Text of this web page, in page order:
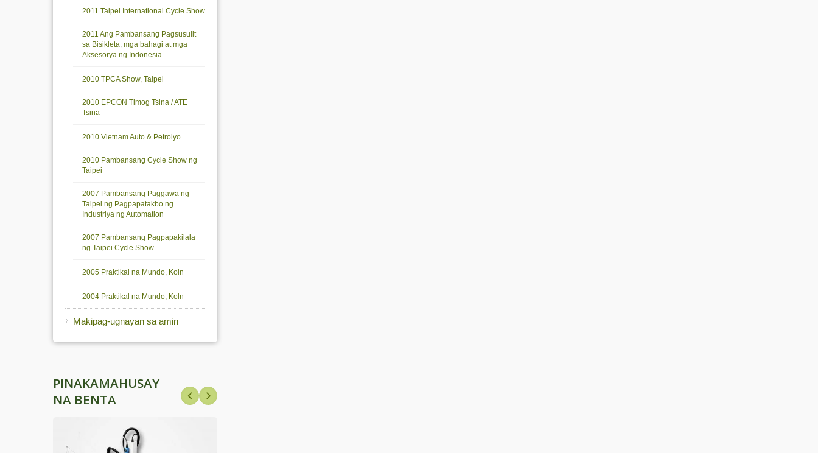
2011 Taipei International Cycle Show
2011 Ang Pambansang Pagsusulit
sa Bisikleta, mga bahagi at mga
Aksesorya ng Indonesia
2010 TPCA Show, Taipei
2010 EPCON Timog Tsina / ATE
Tsina
2010 Vietnam Auto & Petrolyo
2010 Pambansang Cycle Show ng
Taipei
2007 Pambansang Paggawa ng
Taipei ng Pagpapatakbo ng
Industriya ng Automation
2007 Pambansang Pagpapakilala
ng Taipei Cycle Show
2005 Praktikal na Mundo, Koln
2004 Praktikal na Mundo, Koln
Makipag-ugnayan sa amin
PINAKAMAHUSAY
NA BENTA